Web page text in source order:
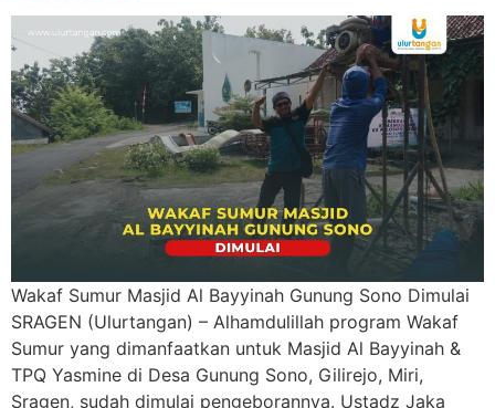
Wakaf Sumur Masjid Al Bayyinah Gunung Sono Dimulai
SRAGEN (Ulurtangan) – Alhamdulillah program Wakaf
Sumur yang dimanfaatkan untuk Masjid Al Bayyinah &
TPQ Yasmine di Desa Gunung Sono, Gilirejo, Miri,
Sragen, sudah dimulai pengeborannya. Ustadz Jaka